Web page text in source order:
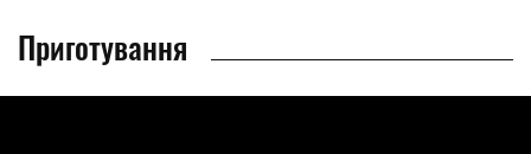
Приготування